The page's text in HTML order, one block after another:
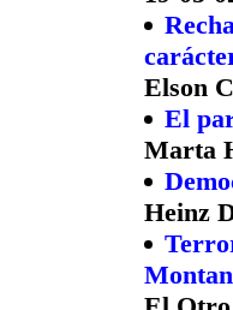
Elson
El
Marta
Heinz